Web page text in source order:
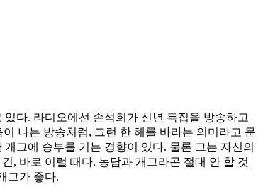
다. 라디오에선 손석희가 신년 특집을 방송하고
나는 방송처럼, 그런 한 해를 바라는 의미라고 문
그에 승부를 거는 경향이 있다. 물론 그는 자신의
, 바로 이럴 때다. 농담과 개그라곤 절대 안 할 것
그가 좋다.